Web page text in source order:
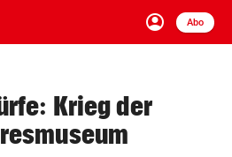
account_circle
Anmelden
Abo
close Schließen
arrow_right
Krieg der